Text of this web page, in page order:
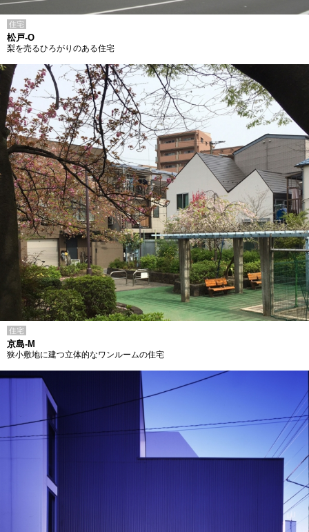
住宅
松戸-O
梨を売るひろがりのある住宅
住宅
京島-M
狭小敷地に建つ立体的なワンルームの住宅